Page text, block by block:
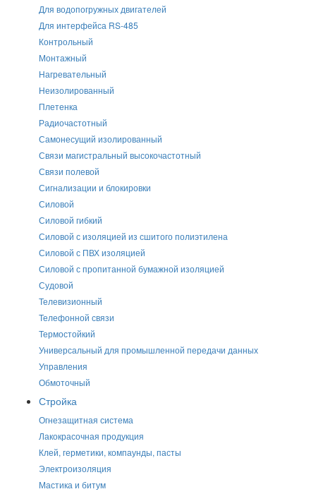
Для водопогружных двигателей
Для интерфейса RS-485
Контрольный
Монтажный
Нагревательный
Неизолированный
Плетенка
Радиочастотный
Самонесущий изолированный
Связи магистральный высокочастотный
Связи полевой
Сигнализации и блокировки
Силовой
Силовой гибкий
Силовой с изоляцией из сшитого полиэтилена
Силовой с ПВХ изоляцией
Силовой с пропитанной бумажной изоляцией
Судовой
Телевизионный
Телефонной связи
Термостойкий
Универсальный для промышленной передачи данных
Управления
Обмоточный
Стройка
Огнезащитная система
Лакокрасочная продукция
Клей, герметики, компаунды, пасты
Электроизоляция
Мастика и битум